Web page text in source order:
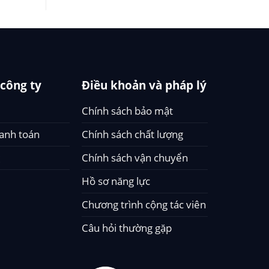
ty
toán
Điều khoản và pháp lý
Chính sách bảo mật
Chính sách chất lượng
Chính sách vận chuyển
Hồ sơ năng lực
Chương trình cộng tác viên
Câu hỏi thường gặp